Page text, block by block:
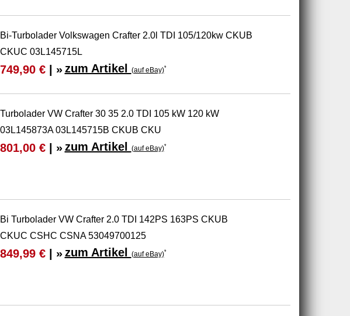
Bi-Turbolader Volkswagen Crafter 2.0l TDI 105/120kw CKUB
CKUC 03L145715L
749,90 €| » zum Artikel (auf eBay)*
Turbolader VW Crafter 30 35 2.0 TDI 105 kW 120 kW
03L145873A 03L145715B CKUB CKU
801,00 €| » zum Artikel (auf eBay)*
Bi Turbolader VW Crafter 2.0 TDI 142PS 163PS CKUB
CKUC CSHC CSNA 53049700125
849,99 €| » zum Artikel (auf eBay)*